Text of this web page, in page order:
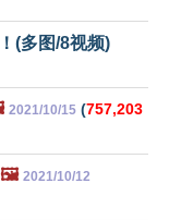
(多图/8视频)
2021/10/15 (757,203
🖼️ 2021/10/12